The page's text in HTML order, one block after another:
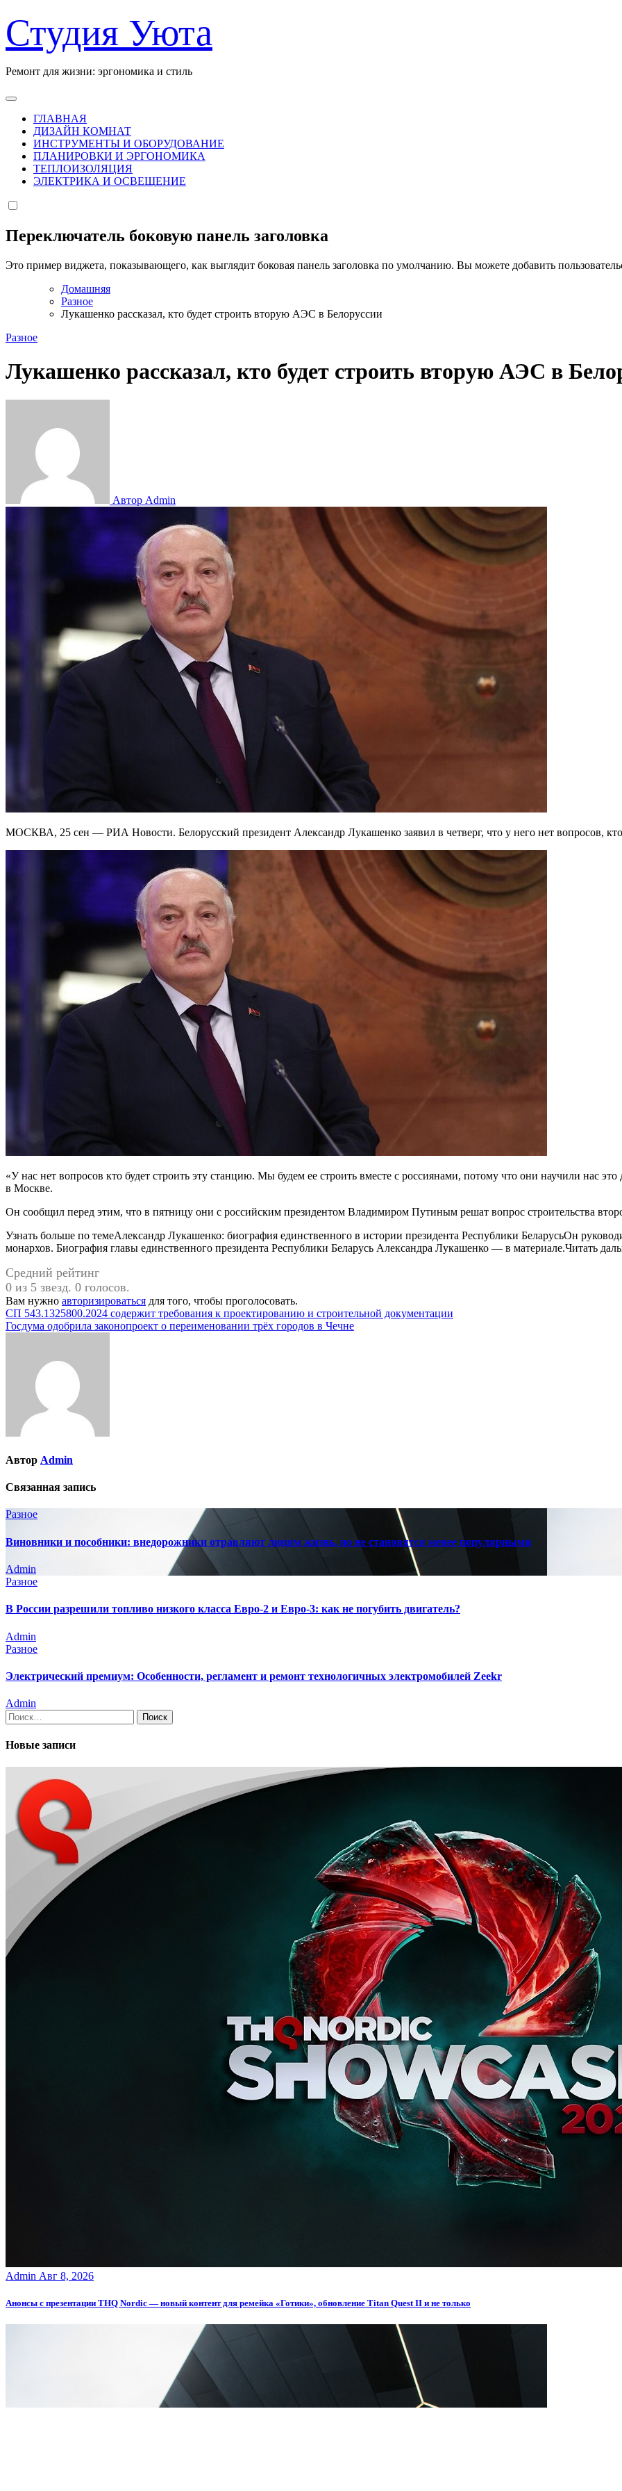
к
содержанию
Студия Уюта
Ремонт для жизни: эргономика и стиль
ГЛАВНАЯ
ДИЗАЙН КОМНАТ
ИНСТРУМЕНТЫ И ОБОРУДОВАНИЕ
ПЛАНИРОВКИ И ЭРГОНОМИКА
ТЕПЛОИЗОЛЯЦИЯ
ЭЛЕКТРИКА И ОСВЕЩЕНИЕ
Переключатель боковую панель заголовка
Это пример виджета, показывающего, как выглядит боковая панель заголовка по умолчанию. Вы можете добавить
Домашняя
Разное
Лукашенко рассказал, кто будет строить вторую АЭС в Белоруссии
Разное
Лукашенко рассказал, кто будет строить вторую АЭС в
Автор Admin
МОСКВА, 25 сен — РИА Новости. Белорусский президент Александр Лукашенко заявил в четверг, что у него нет вопросов,
«У нас нет вопросов кто будет строить эту станцию. Мы будем ее строить вместе с россиянами, потому что они научили нас
в Москве.
Он сообщил перед этим, что в пятницу они с российским президентом Владимиром Путиным решат вопрос строительства
Узнать больше по темеАлександр Лукашенко: биография единственного в истории президента Республики БеларусьОн
монархов. Биография главы единственного президента Республики Беларусь Александра Лукашенко — в материале.Читать
Средний рейтинг
0 из 5 звезд. 0 голосов.
Вам нужно авторизироваться для того, чтобы проголосовать.
Навигация
по
СП 543.1325800.2024 содержит требования к проектированию и строительной документации
Госдума одобрила законопроект о переименовании трёх городов в Чечне
Автор Admin
Связанная запись
Разное
Виновники и пособники: внедорожники отравляют людям жизнь, но не становятся менее популярными
Admin
Разное
В России разрешили топливо низкого класса Евро-2 и Евро-3: как не погубить двигатель?
Admin
Разное
Электрический премиум: Особенности, регламент и ремонт технологичных электромобилей Zeekr
Admin
Найти:
Новые записи
Admin Авг 8, 2026
Анонсы с презентации THQ Nordic — новый контент для ремейка «Готики», обновление Titan Quest II и не только